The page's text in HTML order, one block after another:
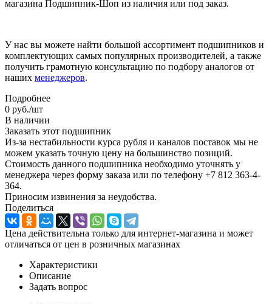
магазина Подшипник-Шоп из наличия или под заказ.
У нас вы можете найти большой ассортимент подшипников и
комплектующих самых популярных производителей, а также
получить грамотную консультацию по подбору аналогов от
наших менеджеров.
Подробнее
0 руб./шт
В наличии
Заказать этот подшипник
Из-за нестабильности курса рубля и каналов поставок мы не
можем указать точную цену на большинство позиций.
Стоимость данного подшипника необходимо уточнять у
менеджера через форму заказа или по телефону +7 812 363-4-
364.
Приносим извинения за неудобства.
Поделиться
Цена действительна только для интернет-магазина и может
отличаться от цен в розничных магазинах
Характеристики
Описание
Задать вопрос